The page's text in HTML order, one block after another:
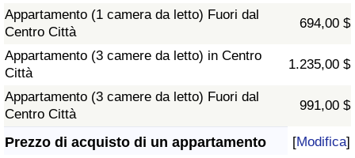
Appartamento (1 camera da letto) Fuori dal
Centro Città
694,00 $
Appartamento (3 camere da letto) in Centro
Città
1.235,00 $
Appartamento (3 camere da letto) Fuori dal
Centro Città
991,00 $
Prezzo di acquisto di un appartamento [Modifica]
Indice del Costo della Vita per Nazione
ad Aqaba
Indice del Prezzo delle Case per Nazione
Indice della qualità della vita per Paese
Criminalità
Indice del Tasso di Criminalità (Corrente)
Indice della Criminalità